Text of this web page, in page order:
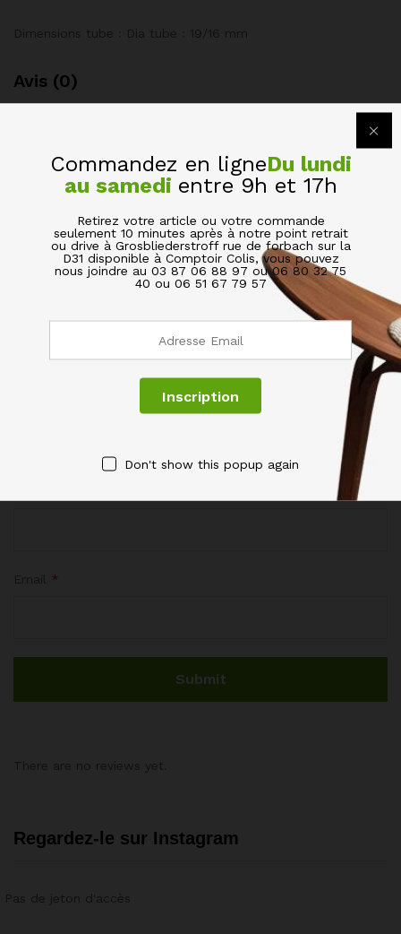
Avis (0)
EN MÉTAL BLANC TÉLESCOPIQUE AUTOPORTÉE
ETAGÈRES D’ANGLE 4 NIVEAUX DE SALLE DE BAIN”
Votre adresse de messagerie ne sera pas publiée. Les
champs obligatoires sont indiqués avec*
Votre évaluation de ce produit
*
Regardez-le sur Instagram
Commandez en ligneDu lundi
au samedi entre 9h et 17h
Retirez votre article ou votre commande
seulement 10 minutes après à notre point retrait
ou drive à Grosbliederstroff rue de forbach sur la
D31 disponible à Comptoir Colis, vous pouvez
nous joindre au 03 87 06 88 97 ou 06 80 32 75
40 ou 06 51 67 79 57
Don't show this popup again